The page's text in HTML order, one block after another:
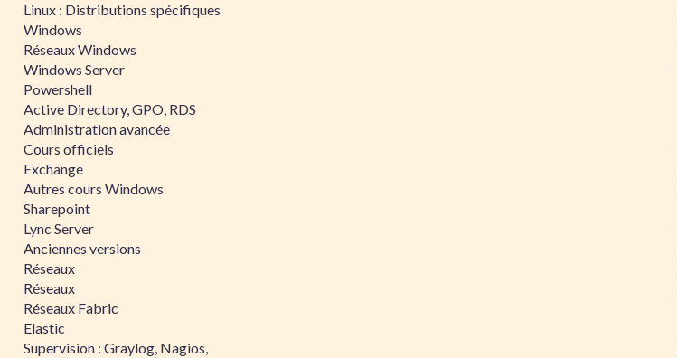
Linux : Distributions spécifiques
Windows
Réseaux Windows
Windows Server
Powershell
Active Directory, GPO, RDS
Administration avancée
Cours officiels
Exchange
Autres cours Windows
Sharepoint
Lync Server
Anciennes versions
Réseaux
Réseaux
Réseaux Fabric
Elastic
Supervision : Graylog, Nagios,